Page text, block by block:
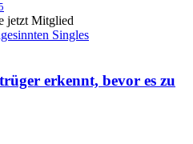
jetzt Mitglied
Singles
erkennt, bevor es zu